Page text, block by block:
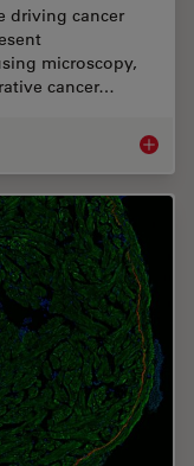
driving cancer
microscopy,
cancer…